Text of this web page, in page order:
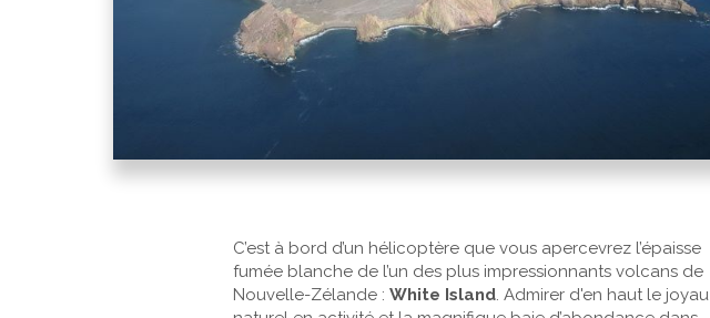
C’est à bord d’un hélicoptère que vous apercevrez l’épaisse
fumée blanche de l’un des plus impressionnants volcans de
Nouvelle-Zélande : White Island. Admirer d'en haut le joyau